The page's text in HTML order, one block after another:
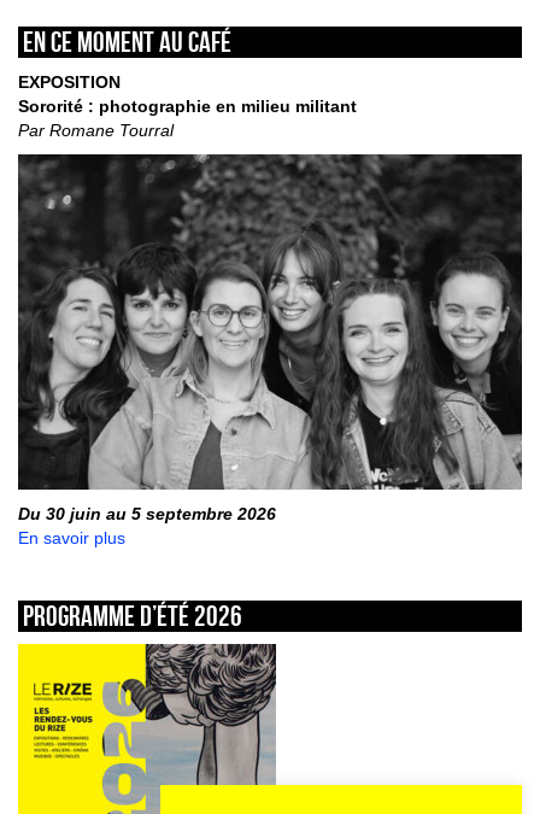
En ce moment au café
EXPOSITION
Sororité : photographie en milieu militant
Par Romane Tourral
Du 30 juin au 5 septembre 2026
En savoir plus
Programme d’été 2026